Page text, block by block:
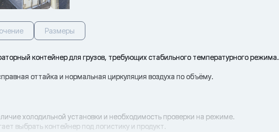
Размеры
контейнер для грузов, требующих стабильного температурного режима.
оттайка и нормальная циркуляция воздуха по объёму.
холодильной установки и необходимость проверки на режиме.
выбрать контейнер под логистику и продукт.